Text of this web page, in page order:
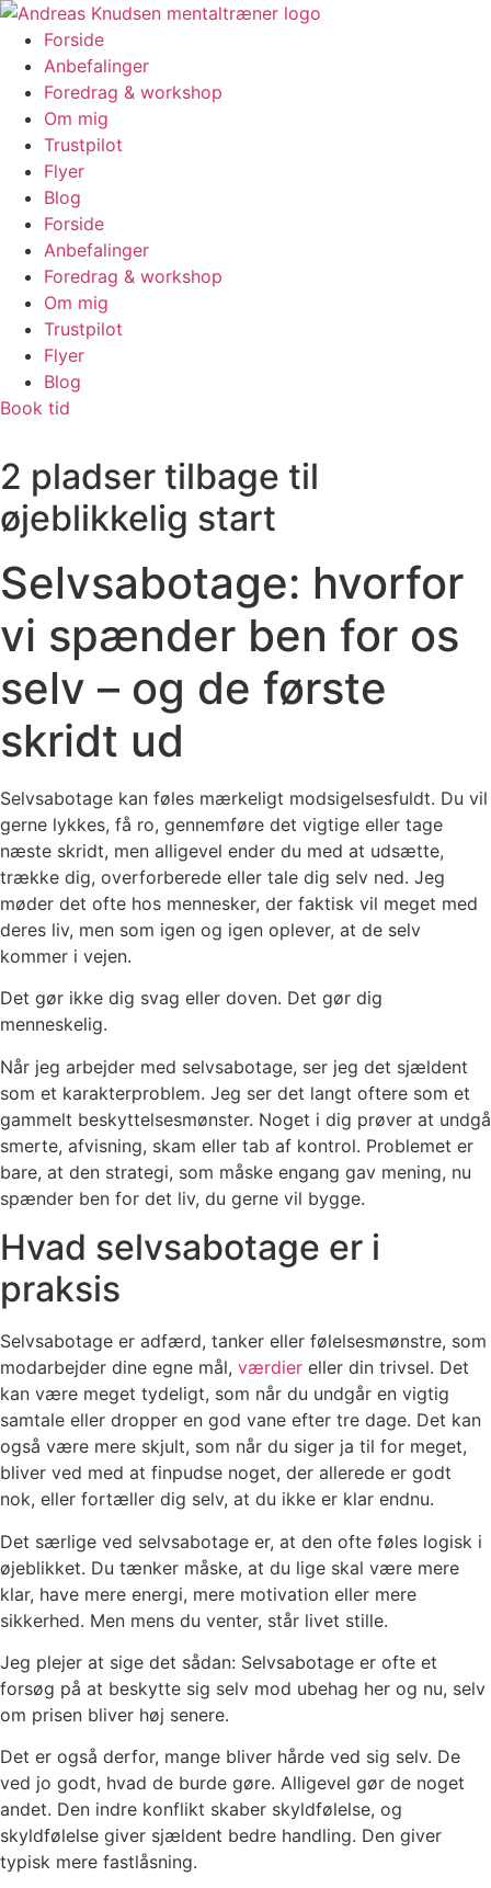
Videre
indhold
Forside
Anbefalinger
Foredrag & workshop
Om mig
Trustpilot
Flyer
Blog
Forside
Anbefalinger
Foredrag & workshop
Om mig
Trustpilot
Flyer
Blog
Book tid
2 pladser tilbage til
øjeblikkelig start
Selvsabotage: hvorfor
vi spænder ben for os
selv – og de første
skridt ud
Selvsabotage kan føles mærkeligt modsigelsesfuldt. Du vil
gerne lykkes, få ro, gennemføre det vigtige eller tage
næste skridt, men alligevel ender du med at udsætte,
trække dig, overforberede eller tale dig selv ned. Jeg
møder det ofte hos mennesker, der faktisk vil meget med
deres liv, men som igen og igen oplever, at de selv
kommer i vejen.
Det gør ikke dig svag eller doven. Det gør dig
menneskelig.
Når jeg arbejder med selvsabotage, ser jeg det sjældent
som et karakterproblem. Jeg ser det langt oftere som et
gammelt beskyttelsesmønster. Noget i dig prøver at undgå
smerte, afvisning, skam eller tab af kontrol. Problemet er
bare, at den strategi, som måske engang gav mening, nu
spænder ben for det liv, du gerne vil bygge.
Hvad selvsabotage er i
praksis
Selvsabotage er adfærd, tanker eller følelsesmønstre, som
modarbejder dine egne mål, værdier eller din trivsel. Det
kan være meget tydeligt, som når du undgår en vigtig
samtale eller dropper en god vane efter tre dage. Det kan
også være mere skjult, som når du siger ja til for meget,
bliver ved med at finpudse noget, der allerede er godt
nok, eller fortæller dig selv, at du ikke er klar endnu.
Det særlige ved selvsabotage er, at den ofte føles logisk i
øjeblikket. Du tænker måske, at du lige skal være mere
klar, have mere energi, mere motivation eller mere
sikkerhed. Men mens du venter, står livet stille.
Jeg plejer at sige det sådan: Selvsabotage er ofte et
forsøg på at beskytte sig selv mod ubehag her og nu, selv
om prisen bliver høj senere.
Det er også derfor, mange bliver hårde ved sig selv. De
ved jo godt, hvad de burde gøre. Alligevel gør de noget
andet. Den indre konflikt skaber skyldfølelse, og
skyldfølelse giver sjældent bedre handling. Den giver
typisk mere fastlåsning.